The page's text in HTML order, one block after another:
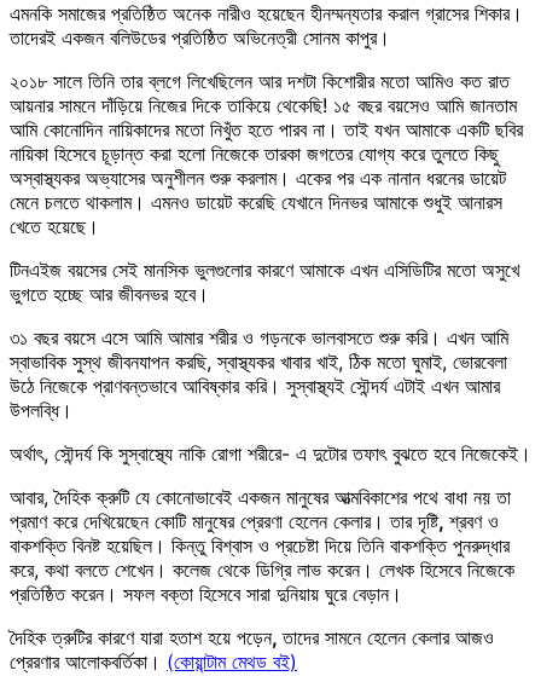
এমনকি সমাজের প্রতিষ্ঠিত অনেক নারীও হয়েছেন হীনম্মন্যতার করাল গ্রাসের শিকার।
তাদেরই একজন বলিউডের প্রতিষ্ঠিত অভিনেত্রী সোনম কাপুর।
২০১৮ সালে তিনি তার ব্লগে লিখেছিলেন আর দশটা কিশোরীর মতো আমিও কত রাত
আয়নার সামনে দাঁড়িয়ে নিজের দিকে তাকিয়ে থেকেছি! ১৫ বছর বয়সেও আমি জানতাম
আমি কোনোদিন নায়িকাদের মতো নিখুঁত হতে পারব না। তাই যখন আমাকে একটি ছবির
নায়িকা হিসেবে চূড়ান্ত করা হলো নিজেকে তারকা জগতের যোগ্য করে তুলতে কিছু
অস্বাস্থ্যকর অভ্যাসের অনুশীলন শুরু করলাম। একের পর এক নানান ধরনের ডায়েট
মেনে চলতে থাকলাম। এমনও ডায়েট করেছি যেখানে দিনভর আমাকে শুধুই আনারস
খেতে হয়েছে।
টিনএইজ বয়সের সেই মানসিক ভুলগুলোর কারণে আমাকে এখন এসিডিটির মতো অসুখে
ভুগতে হচ্ছে আর জীবনভর হবে।
৩১ বছর বয়সে এসে আমি আমার শরীর ও গড়নকে ভালবাসতে শুরু করি। এখন আমি
স্বাভাবিক সুস্থ জীবনযাপন করছি, স্বাস্থ্যকর খাবার খাই, ঠিক মতো ঘুমাই, ভোরবেলা
উঠে নিজেকে প্রাণবন্তভাবে আবিষ্কার করি। সুস্বাস্থ্যই সৌন্দর্য এটাই এখন আমার
উপলব্ধি।
অর্থাৎ, সৌন্দর্য কি সুস্বাস্থ্যে নাকি রোগা শরীরে- এ দুটোর তফাৎ বুঝতে হবে নিজেকেই।
আবার, দৈহিক ক্রুটি যে কোনোভাবেই একজন মানুষের আত্মবিকাশের পথে বাধা নয় তা
প্রমাণ করে দেখিয়েছেন কোটি মানুষের প্রেরণা হেলেন কেলার। তার দৃষ্টি,শ্রবণ ও
বাকশক্তি বিনষ্ট হয়েছিল। কিন্তু বিশ্বাস ও প্রচেষ্টা দিয়ে তিনি বাকশক্তি পুনরুদ্ধার
করে, কথা বলতে শেখেন। কলেজ থেকে ডিগ্রি লাভ করেন। লেখক হিসেবে নিজেকে
প্রতিষ্ঠিত করেন। সফল বক্তা হিসেবে সারা দুনিয়ায় ঘুরে বেড়ান।
দৈহিক ত্রুটির কারণে যারা হতাশ হয়ে পড়েন,তাদের সামনে হেলেন কেলার আজও
প্রেরণার আলোকবর্তিকা। (কোয়ান্টাম মেথড বই)